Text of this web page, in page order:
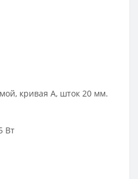
кривая A, шток 20 мм.
Вт